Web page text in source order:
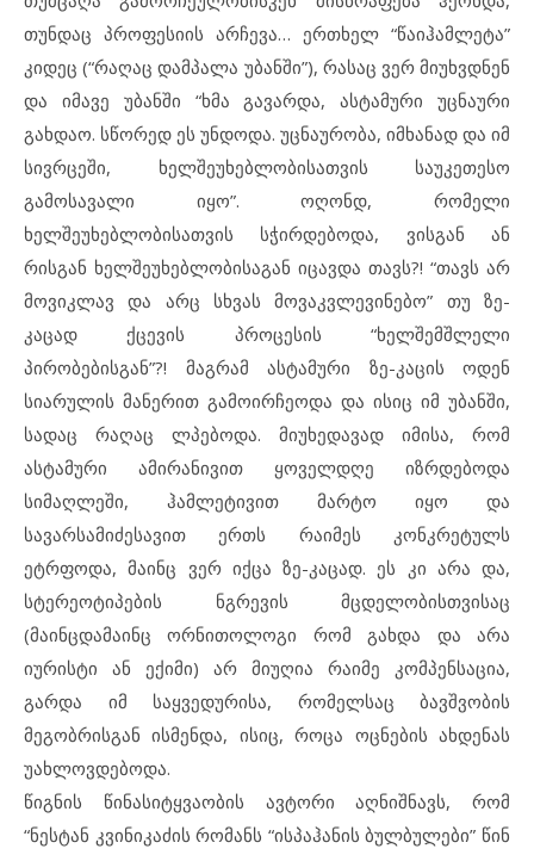
თუნდაც პროფესიის არჩევა… ერთხელ “წაიჰამლეტა”
კიდეც (“რაღაც დამპალა უბანში”), რასაც ვერ მიუხვდნენ
და იმავე უბანში “ხმა გავარდა, ასტამური უცნაური
გახდაო. სწორედ ეს უნდოდა. უცნაურობა, იმხანად და იმ
სივრცეში, ხელშეუხებლობისათვის საუკეთესო
გამოსავალი იყო”. ოღონდ, რომელი
ხელშეუხებლობისათვის სჭირდებოდა, ვისგან ან
რისგან ხელშეუხებლობისაგან იცავდა თავს?! “თავს არ
მოვიკლავ და არც სხვას მოვაკვლევინებო” თუ ზე-
კაცად ქცევის პროცესის “ხელშემშლელი
პირობებისგან”?! მაგრამ ასტამური ზე-კაცის ოდენ
სიარულის მანერით გამოირჩეოდა და ისიც იმ უბანში,
სადაც რაღაც ლპებოდა. მიუხედავად იმისა, რომ
ასტამური ამირანივით ყოველდღე იზრდებოდა
სიმაღლეში, ჰამლეტივით მარტო იყო და
სავარსამიძესავით ერთს რაიმეს კონკრეტულს
ეტრფოდა, მაინც ვერ იქცა ზე-კაცად. ეს კი არა და,
სტერეოტიპების ნგრევის მცდელობისთვისაც
(მაინცდამაინც ორნითოლოგი რომ გახდა და არა
იურისტი ან ექიმი) არ მიუღია რაიმე კომპენსაცია,
გარდა იმ საყვედურისა, რომელსაც ბავშვობის
მეგობრისგან ისმენდა, ისიც, როცა ოცნების ახდენას
უახლოვდებოდა.
წიგნის წინასიტყვაობის ავტორი აღნიშნავს, რომ
“ნესტან კვინიკაძის რომანს “ისპაჰანის ბულბულები” წინ